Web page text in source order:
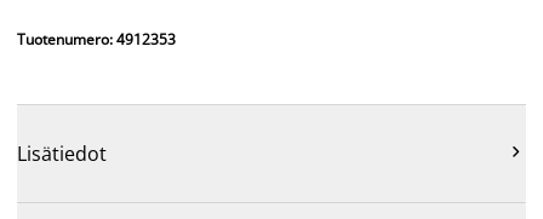
Tuotenumero: 4912353
Lisätiedot 